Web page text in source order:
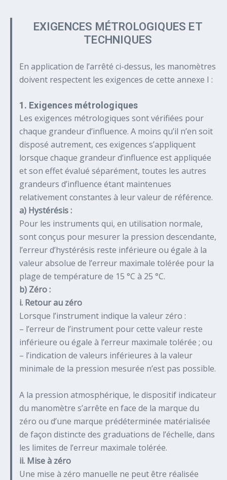
EXIGENCES MÉTROLOGIQUES ET
TECHNIQUES
En application de l’arrêté ci-dessus, les manomètres
doivent respectent les exigences de cette annexe I :
1. Exigences métrologiques
Les exigences métrologiques sont vérifiées pour
chaque grandeur d’influence. A moins qu’il n’en soit
disposé autrement, ces exigences s’appliquent
lorsque chaque grandeur d’influence est appliquée
et son effet évalué séparément, toutes les autres
grandeurs d’influence étant maintenues
relativement constantes à leur valeur de référence.
a) Hystérésis :
Pour les instruments qui, en utilisation normale,
sont conçus pour mesurer la pression descendante,
l’erreur d’hystérésis reste inférieure ou égale à la
valeur absolue de l’erreur maximale tolérée pour la
plage de température de 15 °C à 25 °C.
b) Zéro :
i. Retour au zéro
Lorsque l’instrument indique la valeur zéro :
– l’erreur de l’instrument pour cette valeur reste
inférieure ou égale à l’erreur maximale tolérée ; ou
– l’indication de valeurs inférieures à la valeur
minimale de la pression mesurée n’est pas possible.
A la pression atmosphérique, le dispositif indicateur
du manomètre s’arrête en face de la marque du
zéro ou d’une marque prédéterminée matérialisée
de façon distincte des graduations de l’échelle, dans
les limites de l’erreur maximale tolérée.
ii. Mise à zéro
Une mise à zéro manuelle ne peut être réalisée